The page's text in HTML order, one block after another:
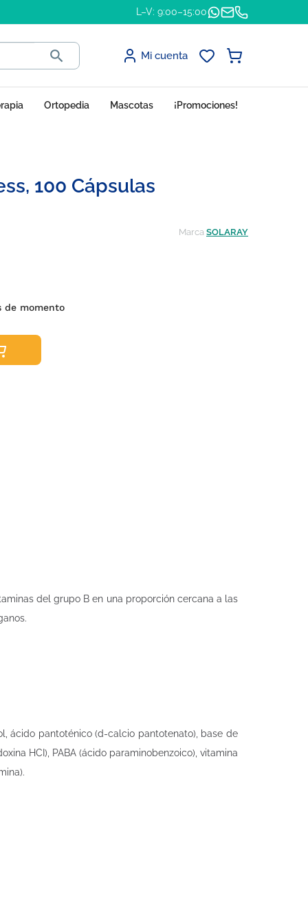
L–V: 9:00–15:00
 Mi cuenta
Ortopedia Mascotas ¡Promociones!
100 Cápsulas
Marca SOLARAY
de momento
del grupo B en una proporción cercana a las
ácido pantoténico (d-calcio pantotenato), base de
HCI), PABA (ácido paraminobenzoico), vitamina